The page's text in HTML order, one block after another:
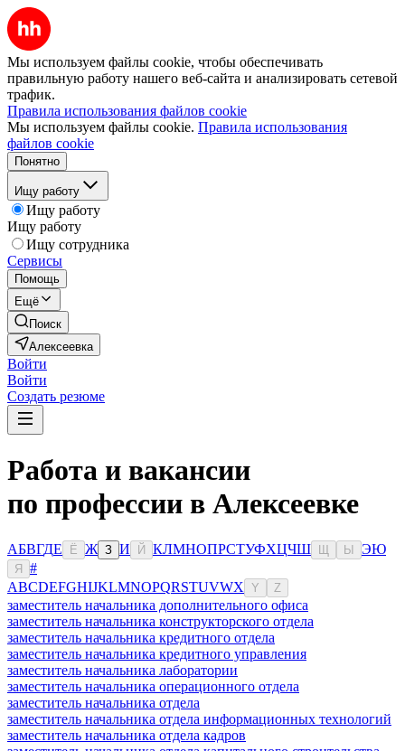
Мы используем файлы cookie, чтобы обеспечивать
правильную работу нашего веб-сайта и анализировать сетевой
трафик.
Правила использования файлов cookie
Мы используем файлы cookie. Правила использования
файлов cookie
Понятно
Ищу работу
Ищу работу
Ищу работу
Ищу сотрудника
Сервисы
Помощь
Ещё
Поиск
Алексеевка
Войти
Войти
Создать резюме
Работа и вакансии
по профессии в Алексеевке
АБВГДЕ Ё Ж З И Й КЛМНОПРСТУФХЦЧШ Ы ЭЮ
Я
#
ABCDEFGHIJKLMNOPQRSTUVWX Y Z
заместитель начальника дополнительного офиса
заместитель начальника конструкторского отдела
заместитель начальника кредитного отдела
заместитель начальника кредитного управления
заместитель начальника лаборатории
заместитель начальника операционного отдела
заместитель начальника отдела
заместитель начальника отдела информационных технологий
заместитель начальника отдела кадров